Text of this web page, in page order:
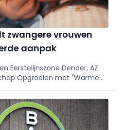
zwangere vrouwen
aanpak
Eerstelijnszone Dender, AZ
Opgroeien met "Warme
de zwangerschap
1000 dagen van het